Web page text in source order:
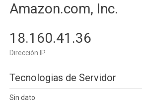
Amazon.com, Inc.
18.160.41.36
Dirección IP
Tecnologias de Servidor
Sin dato